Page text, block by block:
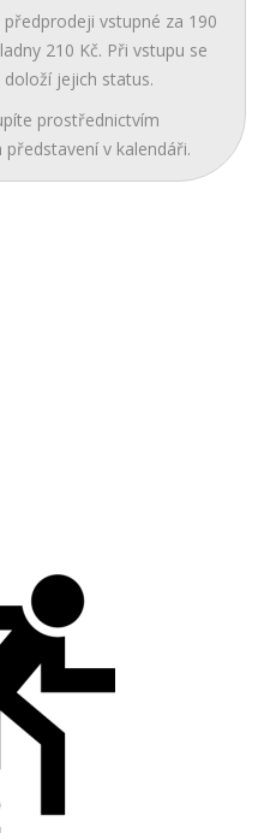
vstupné za 190
210 Kč. Při vstupu se
jejich status.
prostřednictvím
v kalendáři.